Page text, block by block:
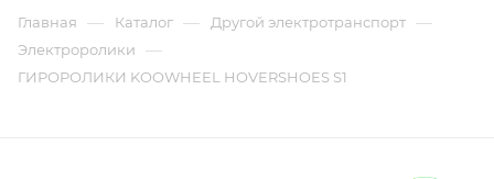
Главная — Каталог — Другой электротранспорт —
Электроролики —
ГИРОРОЛИКИ KOOWHEEL HOVERSHOES S1